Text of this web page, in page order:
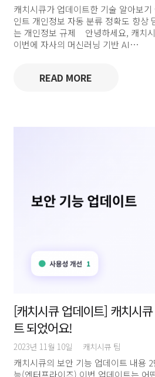
캐치시큐가 업데이트한 기술 알아보
인트 개인정보 자동 분류 정확도 향상
는 개인정보 규제 안녕하세요, 캐치
이번에 자사의 머신러닝 기반 AI…
READ MORE
[캐치시큐 업데이트] 캐치시
트 되었어요!
2023년 11월 10일 캐치시큐 팀
캐치시큐의 보안 기능 업데이트 내용
능(엔터프라이즈) 이번 업데이트는 어